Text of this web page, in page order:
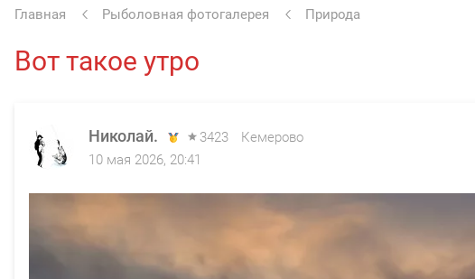
Главная Рыболовная фотогалерея Природа
Вот такое утро
Николай. 3423
Кемерово
10 мая 2026, 20:41